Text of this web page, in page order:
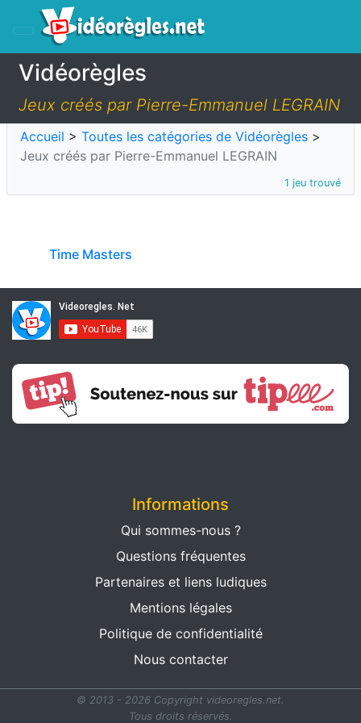
Vidéorègles
Jeux créés par Pierre-Emmanuel LEGRAIN
Accueil > Toutes les catégories de Vidéorègles >
Jeux créés par Pierre-Emmanuel LEGRAIN
1 jeu trouvé
Time Masters
Informations
Qui sommes-nous ?
Questions fréquentes
Partenaires et liens ludiques
Mentions légales
Politique de confidentialité
Nous contacter
© 2013 - 2026 Copyright videoregles.net.
Tous droits réservés.